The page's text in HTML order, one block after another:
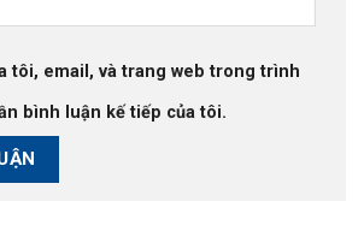
tôi, email, và trang web trong trình
bình luận kế tiếp của tôi.